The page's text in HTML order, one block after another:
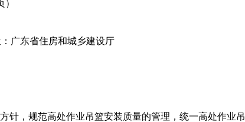
东省住房和城乡建设厅
针，规范高处作业吊篮安装质量的管理，统一高处作业